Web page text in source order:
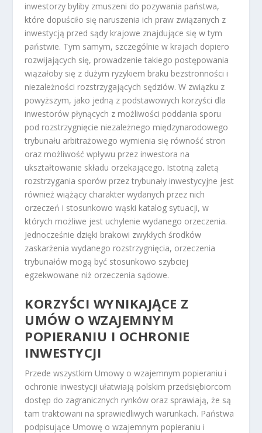
inwestorzy byliby zmuszeni do pozywania państwa,
które dopuściło się naruszenia ich praw związanych z
inwestycją przed sądy krajowe znajdujące się w tym
państwie. Tym samym, szczególnie w krajach dopiero
rozwijających się, prowadzenie takiego postępowania
wiązałoby się z dużym ryzykiem braku bezstronności i
niezależności rozstrzygających sędziów. W związku z
powyższym, jako jedną z podstawowych korzyści dla
inwestorów płynących z możliwości poddania sporu
pod rozstrzygnięcie niezależnego międzynarodowego
trybunału arbitrażowego wymienia się równość stron
oraz możliwość wpływu przez inwestora na
ukształtowanie składu orzekającego. Istotną zaletą
rozstrzygania sporów przez trybunały inwestycyjne jest
również wiążący charakter wydanych przez nich
orzeczeń i stosunkowo wąski katalog sytuacji, w
których możliwe jest uchylenie wydanego orzeczenia.
Jednocześnie dzięki brakowi zwykłych środków
zaskarżenia wydanego rozstrzygnięcia, orzeczenia
trybunałów mogą być stosunkowo szybciej
egzekwowane niż orzeczenia sądowe.
KORZYŚCI WYNIKAJĄCE Z
UMÓW O WZAJEMNYM
POPIERANIU I OCHRONIE
INWESTYCJI
Przede wszystkim Umowy o wzajemnym popieraniu i
ochronie inwestycji ułatwiają polskim przedsiębiorcom
dostęp do zagranicznych rynków oraz sprawiają, że są
tam traktowani na sprawiedliwych warunkach. Państwa
podpisujące Umowę o wzajemnym popieraniu i